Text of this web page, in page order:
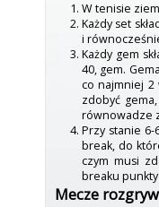
W tenisie
Każdy set
i
Każdy gem
40, gem.
co najmniej 2
zdobyć
równowadze
Przy stanie
break, do
czym musi
breaku punkty
Mecze